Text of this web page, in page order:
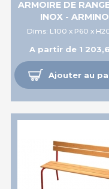
ARMOIRE DE
INOX -
Dims: L100 x P60 x
A partir de 1
Ajouter au